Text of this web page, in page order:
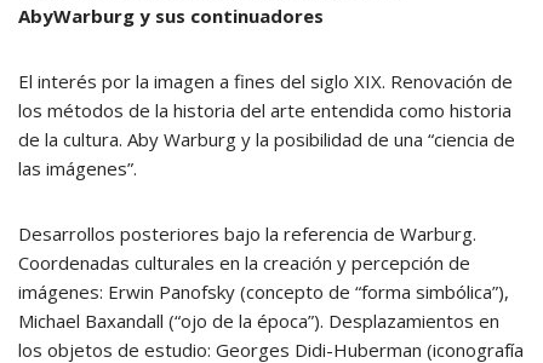
AbyWarburg y sus continuadores
El interés por la imagen a fines del siglo XIX. Renovación de
los métodos de la historia del arte entendida como historia
de la cultura. Aby Warburg y la posibilidad de una “ciencia de
las imágenes”.
Desarrollos posteriores bajo la referencia de Warburg.
Coordenadas culturales en la creación y percepción de
imágenes: Erwin Panofsky (concepto de “forma simbólica”),
Michael Baxandall (“ojo de la época”). Desplazamientos en
los objetos de estudio: Georges Didi-Huberman (iconografía